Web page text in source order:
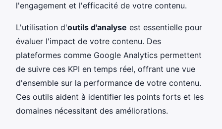
l'engagement et l'efficacité de votre contenu.
L'utilisation d'outils d'analyse est essentielle pour
évaluer l'impact de votre contenu. Des
plateformes comme Google Analytics permettent
de suivre ces KPI en temps réel, offrant une vue
d'ensemble sur la performance de votre contenu.
Ces outils aident à identifier les points forts et les
domaines nécessitant des améliorations.